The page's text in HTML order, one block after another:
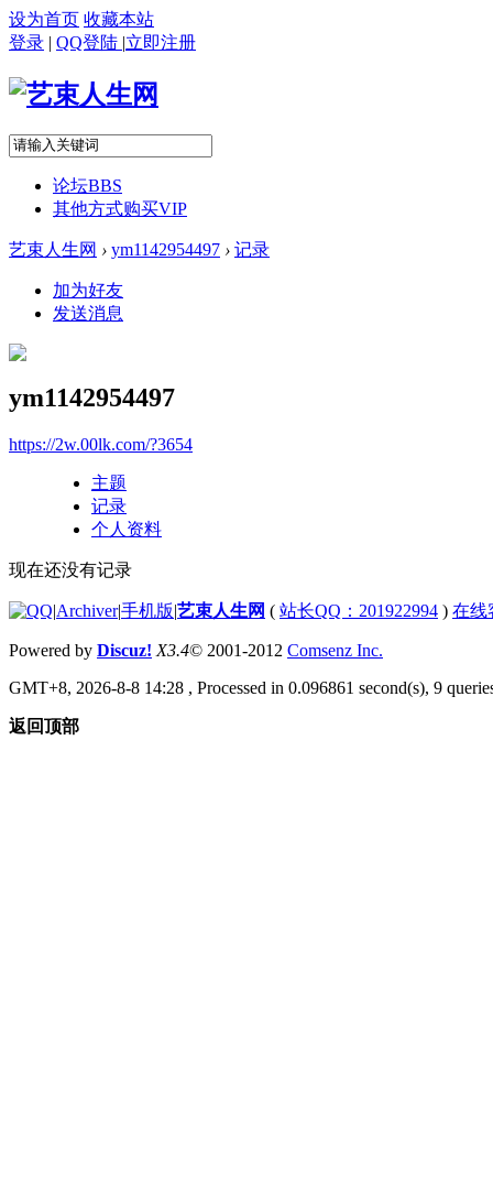
设为首页 收藏本站
登录 | QQ登陆 |立即注册
论坛BBS
其他方式购买VIP
艺束人生网 › ym1142954497 › 记录
加为好友
发送消息
ym1142954497
https://2w.00lk.com/?3654
主题
记录
个人资料
现在还没有记录
|Archiver|手机版|艺束人生网 ( 站长QQ：201922994 ) 在线
Powered by Discuz! X3.4© 2001-2012 Comsenz Inc.
GMT+8, 2026-8-8 14:28 , Processed in 0.096861 second(s), 9
返回顶部